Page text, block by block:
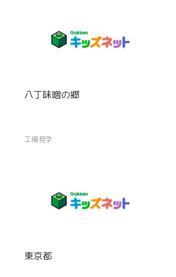
八丁味噌の郷
工場見学
東京都